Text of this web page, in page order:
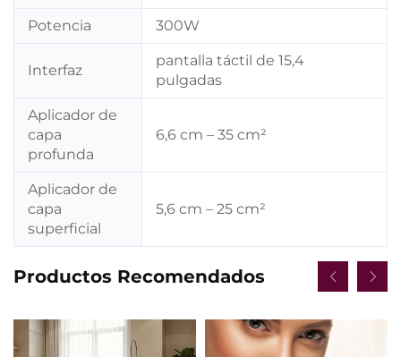
Potencia 300W
Interfaz
pantalla táctil de 15,4
pulgadas
Aplicador de
capa
profunda
6,6 cm – 35 cm²
Aplicador de
capa
superficial
5,6 cm – 25 cm²
Productos Recomendados